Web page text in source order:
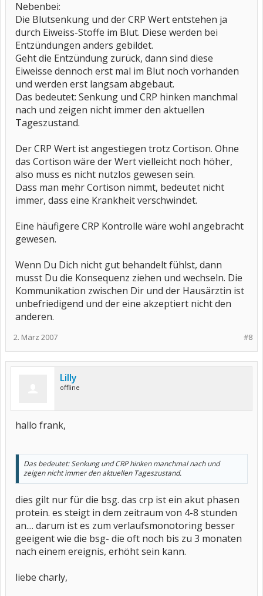
Nebenbei:
Die Blutsenkung und der CRP Wert entstehen ja
durch Eiweiss-Stoffe im Blut. Diese werden bei
Entzündungen anders gebildet.
Geht die Entzündung zurück, dann sind diese
Eiweisse dennoch erst mal im Blut noch vorhanden
und werden erst langsam abgebaut.
Das bedeutet: Senkung und CRP hinken manchmal
nach und zeigen nicht immer den aktuellen
Tageszustand.
Der CRP Wert ist angestiegen trotz Cortison. Ohne
das Cortison wäre der Wert vielleicht noch höher,
also muss es nicht nutzlos gewesen sein.
Dass man mehr Cortison nimmt, bedeutet nicht
immer, dass eine Krankheit verschwindet.
Eine häufigere CRP Kontrolle wäre wohl angebracht
gewesen.
Wenn Du Dich nicht gut behandelt fühlst, dann
musst Du die Konsequenz ziehen und wechseln. Die
Kommunikation zwischen Dir und der Hausärztin ist
unbefriedigend und der eine akzeptiert nicht den
anderen.
#8
2. März 2007
Lilly
offline
hallo frank,
Das bedeutet: Senkung und CRP hinken manchmal nach und
zeigen nicht immer den aktuellen Tageszustand.
dies gilt nur für die bsg. das crp ist ein akut phasen
protein. es steigt in dem zeitraum von 4-8 stunden
an.... darum ist es zum verlaufsmonotoring besser
geeigent wie die bsg- die oft noch bis zu 3 monaten
nach einem ereignis, erhöht sein kann.
liebe charly,